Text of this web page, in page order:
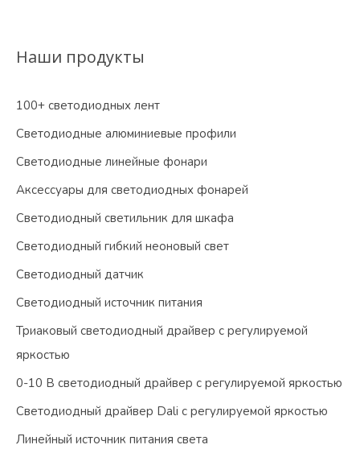
Наши продукты
100+ светодиодных лент
Светодиодные алюминиевые профили
Светодиодные линейные фонари
Аксессуары для светодиодных фонарей
Светодиодный светильник для шкафа
Светодиодный гибкий неоновый свет
Светодиодный датчик
Светодиодный источник питания
Триаковый светодиодный драйвер с регулируемой
яркостью
0-10 В светодиодный драйвер с регулируемой яркостью
Светодиодный драйвер Dali с регулируемой яркостью
Линейный источник питания света